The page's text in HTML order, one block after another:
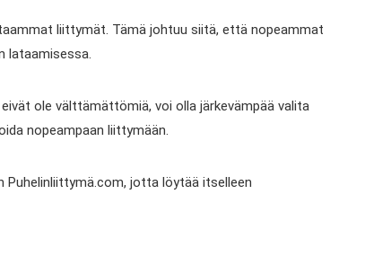
liittymät. Tämä johtuu siitä, että nopeammat
lataamisessa.
ole välttämättömiä, voi olla järkevämpää valita
nopeampaan liittymään.
Puhelinliittymä.com, jotta löytää itselleen